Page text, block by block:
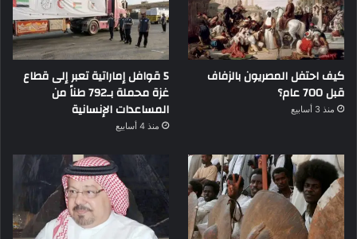
كيف احتفل المصريون بالزفاف
قبل 700 عام؟
منذ 3 أسابيع
5 قوافل إماراتية تعبر إلى قطاع
غزة محملة بـ792 طناً من
المساعدات الإنسانية
منذ 4 أسابيع